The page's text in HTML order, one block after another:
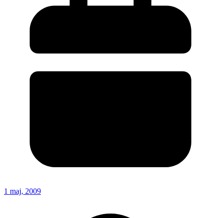
1 maj, 2009